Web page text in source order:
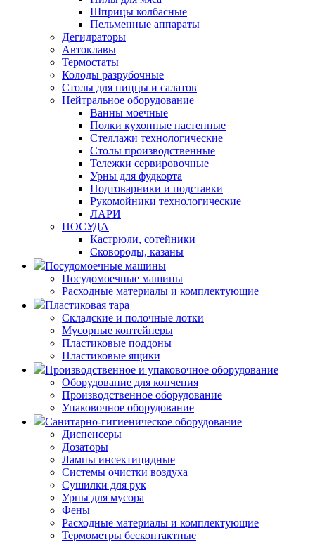
Шприцы колбасные
Пельменные аппараты
Дегидраторы
Автоклавы
Термостаты
Колоды разрубочные
Столы для пиццы и салатов
Нейтральное оборудование
Ванны моечные
Полки кухонные настенные
Стеллажи технологические
Столы производственные
Тележки сервировочные
Урны для фудкорта
Подтоварники и подставки
Рукомойники технологические
ЛАРИ
ПОСУДА
Кастрюли, сотейники
Сковороды, казаны
Посудомоечные машины
Посудомоечные машины
Расходные материалы и комплектующие
Пластиковая тара
Складские и полочные лотки
Мусорные контейнеры
Пластиковые поддоны
Пластиковые ящики
Производственное и упаковочное оборудование
Оборудование для копчения
Производственное оборудование
Упаковочное оборудование
Санитарно-гигиеническое оборудование
Диспенсеры
Дозаторы
Лампы инсектицидные
Системы очистки воздуха
Сушилки для рук
Урны для мусора
Фены
Расходные материалы и комплектующие
Термометры бесконтактные